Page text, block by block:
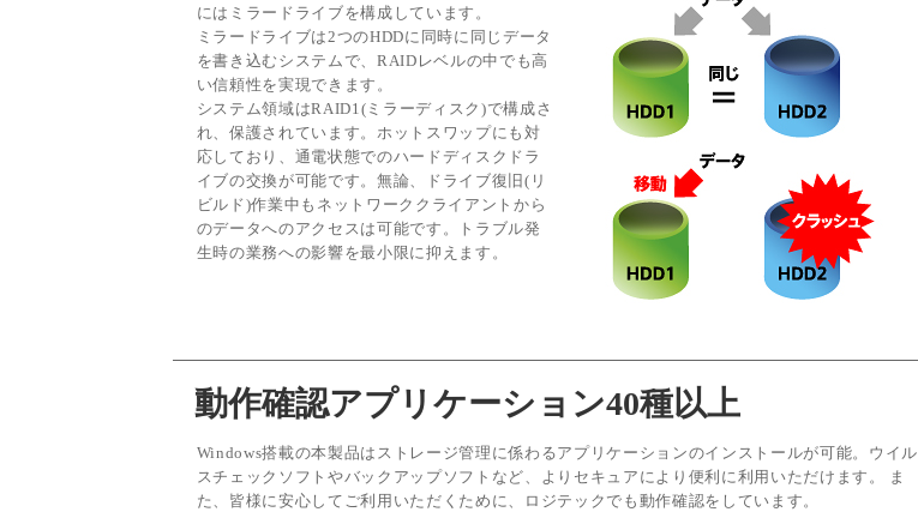
にはミラードライブを構成しています。
ミラードライブは2つのHDDに同時に同じデータ
を書き込むシステムで、RAIDレベルの中でも高
い信頼性を実現できます。
システム領域はRAID1(ミラーディスク)で構成さ
れ、保護されています。ホットスワップにも対
応しており、通電状態でのハードディスクドラ
イブの交換が可能です。無論、ドライブ復旧(リ
ビルド)作業中もネットワーククライアントから
のデータへのアクセスは可能です。トラブル発
生時の業務への影響を最小限に抑えます。
動作確認アプリケーション40種以上
Windows搭載の本製品はストレージ管理に係わるアプリケーションのインストールが可能。ウイル
スチェックソフトやバックアップソフトなど、よりセキュアにより便利に利用いただけます。 ま
た、皆様に安心してご利用いただくために、ロジテックでも動作確認をしています。